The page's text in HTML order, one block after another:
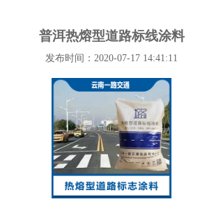
普洱热熔型道路标线涂料
发布时间：2020-07-17 14:41:11